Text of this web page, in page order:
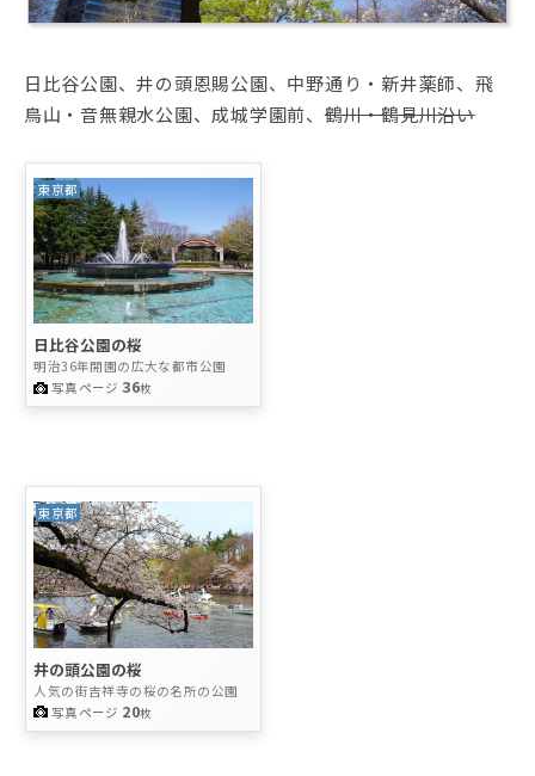
日比谷公園、井の頭恩賜公園、中野通り・新井薬師、飛
鳥山・音無親水公園、成城学園前、鶴川・鶴見川沿い
東京都
日比谷公園の桜
明治36年開園の広大な都市公園
写真ページ36枚
東京都
井の頭公園の桜
人気の街吉祥寺の桜の名所の公園
写真ページ 20枚